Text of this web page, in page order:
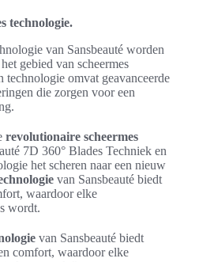
technologie.
van Sansbeauté worden
gebied van scheermes
technologie omvat geavanceerde
die zorgen voor een
revolutionaire scheermes
7D 360° Blades Techniek en
het scheren naar een nieuw
van Sansbeauté biedt
waardoor elke
wordt.
van Sansbeauté biedt
comfort, waardoor elke